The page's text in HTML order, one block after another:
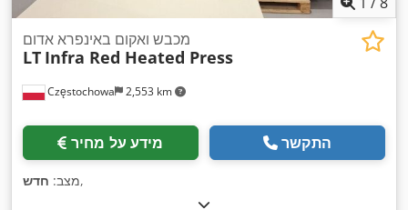
Częstochowa 2,553 km
מכבש ואקום באינפרא אדום
LT Infra Red Heated Press
מידע על מחיר התקשר
מצב: חדש ,